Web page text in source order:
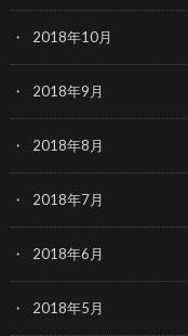
2018年10月
2018年9月
2018年8月
2018年7月
2018年6月
2018年5月